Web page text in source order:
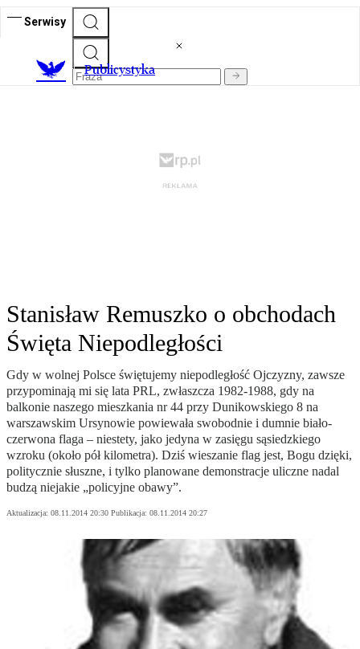
Serwisy
Publicystyka
Stanisław Remuszko o obchodach
Święta Niepodległości
Gdy w wolnej Polsce świętujemy niepodległość Ojczyzny, zawsze
przypominają mi się lata PRL, zwłaszcza 1982-1988, gdy na
balkonie naszego mieszkania nr 44 przy Dunikowskiego 8 na
warszawskim Ursynowie powiewała swobodnie i dumnie biało-
czerwona flaga – niestety, jako jedyna w zasięgu sąsiedzkiego
wzroku (około pół kilometra). Dziś wieszanie flag jest, Bogu dzięki,
politycznie słuszne, i tylko planowane demonstracje uliczne nadal
budzą niejakie „policyjne obawy”.
Aktualizacja: 08.11.2014 20:30 Publikacja: 08.11.2014 20:27